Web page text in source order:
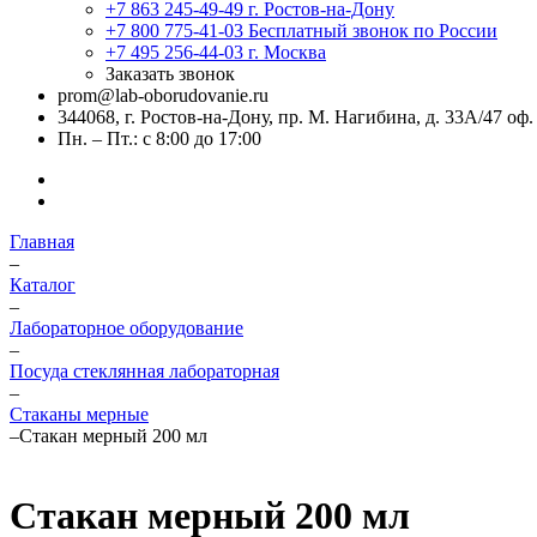
+7 863 245-49-49 г. Ростов-на-Дону
+7 800 775-41-03 Бесплатный звонок по России
+7 495 256-44-03 г. Москва
Заказать звонок
prom@lab-oborudovanie.ru
344068, г. Ростов-на-Дону, пр. М. Нагибина, д. 33А/47 оф.
Пн. – Пт.: с 8:00 до 17:00
Главная
–
Каталог
–
Лабораторное оборудование
–
Посуда стеклянная лабораторная
–
Стаканы мерные
–Стакан мерный 200 мл
Стакан мерный 200 мл